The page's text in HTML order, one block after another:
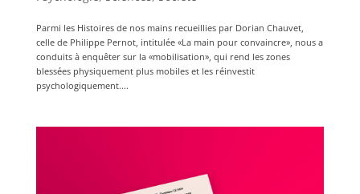
Parmi les Histoires de nos mains recueillies par Dorian Chauvet,
celle de Philippe Pernot, intitulée «La main pour convaincre», nous a
conduits à enquêter sur la «mobilisation», qui rend les zones
blessées physiquement plus mobiles et les réinvestit
psychologiquement....